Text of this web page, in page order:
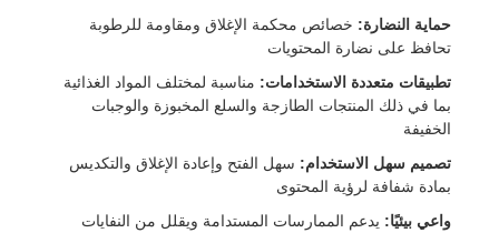
حماية النضارة: خصائص محكمة الإغلاق ومقاومة للرطوبة
تحافظ على نضارة المحتويات
تطبيقات متعددة الاستخدامات: مناسبة لمختلف المواد الغذائية
بما في ذلك المنتجات الطازجة والسلع المخبوزة والوجبات
الخفيفة
تصميم سهل الاستخدام: سهل الفتح وإعادة الإغلاق والتكديس
بمادة شفافة لرؤية المحتوى
واعي بيئيًا: يدعم الممارسات المستدامة ويقلل من النفايات